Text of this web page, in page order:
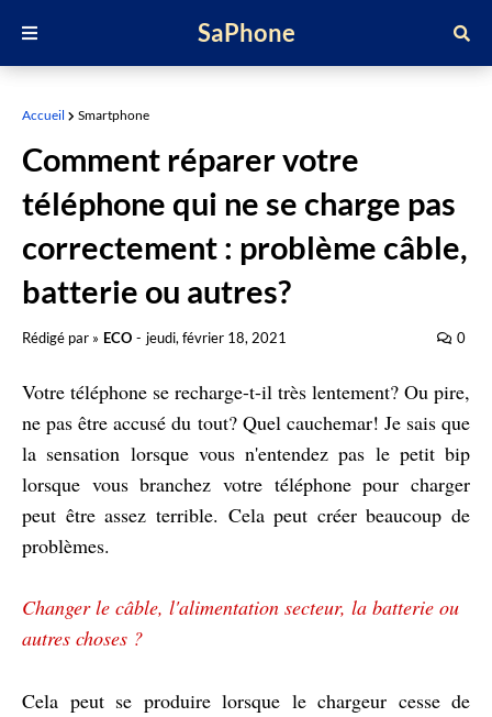
SaPhone
Accueil Smartphone
Comment réparer votre
téléphone qui ne se charge pas
correctement : problème câble,
batterie ou autres?
Rédigé par » ECO - jeudi, février 18, 2021 0
Votre téléphone se recharge-t-il très lentement? Ou pire,
ne pas être accusé du tout? Quel cauchemar! Je sais que
la sensation lorsque vous n'entendez pas le petit bip
lorsque vous branchez votre téléphone pour charger
peut être assez terrible. Cela peut créer beaucoup de
problèmes.
Changer le câble, l'alimentation secteur, la batterie ou
autres choses ?
Cela peut se produire lorsque le chargeur cesse de